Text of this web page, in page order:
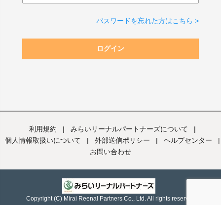
パスワードを忘れた方はこちら >
ログイン
利用規約 | みらいリーナルパートナーズについて
|
個人情報取扱いについて
| 外部送信ポリシー | ヘルプセンター
|
お問い合わせ
Copyright (C) Mirai Reenal Partners Co., Ltd. All rights reserved